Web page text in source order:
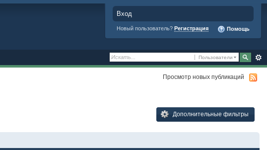
Вход
Новый пользователь? Регистрация Помощь
Пользователи
Просмотр новых публикаций
Дополнительные фильтры